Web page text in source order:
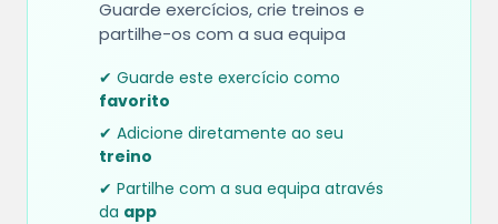
Guarde exercícios, crie treinos e
partilhe-os com a sua equipa
✔ Guarde este exercício como
favorito
✔ Adicione diretamente ao seu
treino
✔ Partilhe com a sua equipa através
da app